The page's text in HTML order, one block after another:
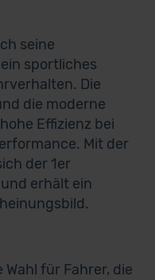
seine
sportliches
Die
die moderne
Effizienz bei
Mit der
der 1er
erhält ein
Wahl für Fahrer, die